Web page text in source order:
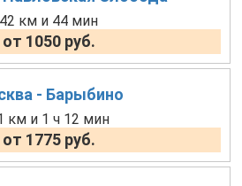
42 км и 44 мин
от 1050 руб.
- Барыбино
км и 1 ч 12 мин
от 1775 руб.